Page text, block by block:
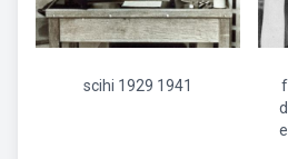
scihi 1929 1941